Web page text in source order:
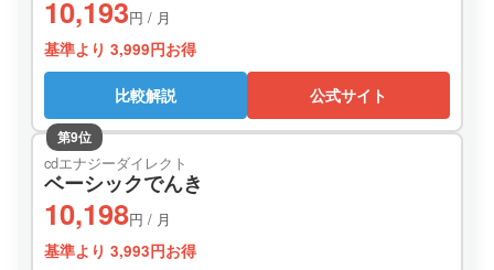
10,193円 / 月
基準より 3,999円お得
比較解説 公式サイト
第9位
cdエナジーダイレクト
ベーシックでんき
10,198円 / 月
基準より 3,993円お得